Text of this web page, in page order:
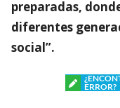
preparadas,
diferentes
social”.
ERROR?